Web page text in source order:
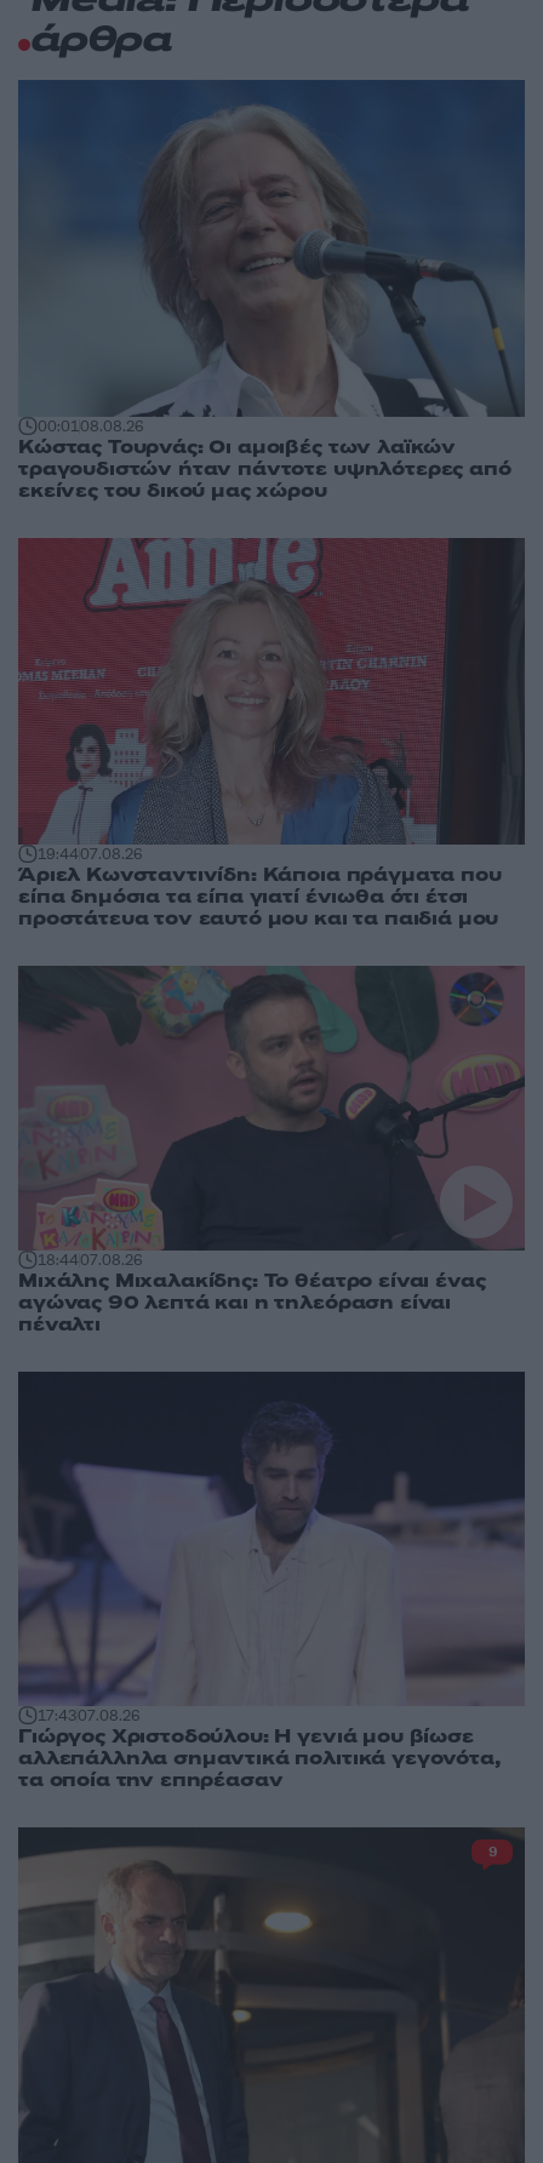
άρθρα
00:0108.08.26
Κώστας Τουρνάς: Οι αμοιβές των λαϊκών
τραγουδιστών ήταν πάντοτε υψηλότερες από
εκείνες του δικού μας χώρου
19:4407.08.26
Άριελ Κωνσταντινίδη: Κάποια πράγματα που
είπα δημόσια τα είπα γιατί ένιωθα ότι έτσι
προστάτευα τον εαυτό μου και τα παιδιά μου
18:4407.08.26
Μιχάλης Μιχαλακίδης: Το θέατρο είναι ένας
αγώνας 90 λεπτά και η τηλεόραση είναι
πέναλτι
17:4307.08.26
Γιώργος Χριστοδούλου: Η γενιά μου βίωσε
αλλεπάλληλα σημαντικά πολιτικά γεγονότα,
τα οποία την επηρέασαν
9